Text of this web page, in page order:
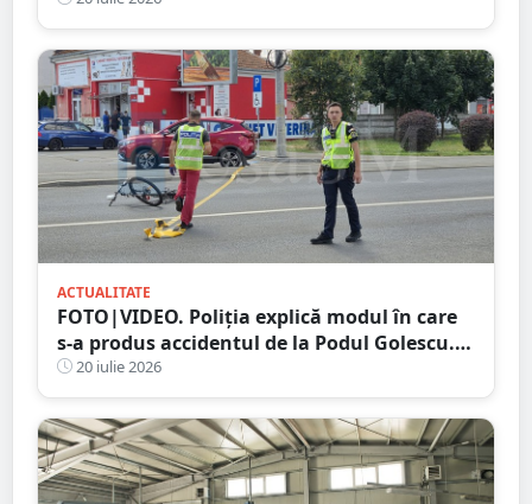
duba s-a răsturnat
ACTUALITATE
FOTO|VIDEO. Poliția explică modul în care
s-a produs accidentul de la Podul Golescu.
Biciclist lovit de o mașină
20 iulie 2026